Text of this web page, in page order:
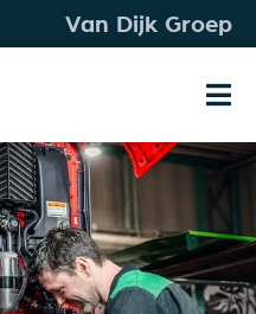
Van Dijk Groep